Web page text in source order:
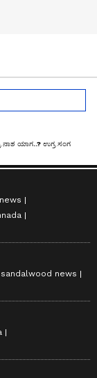
sandalwood news